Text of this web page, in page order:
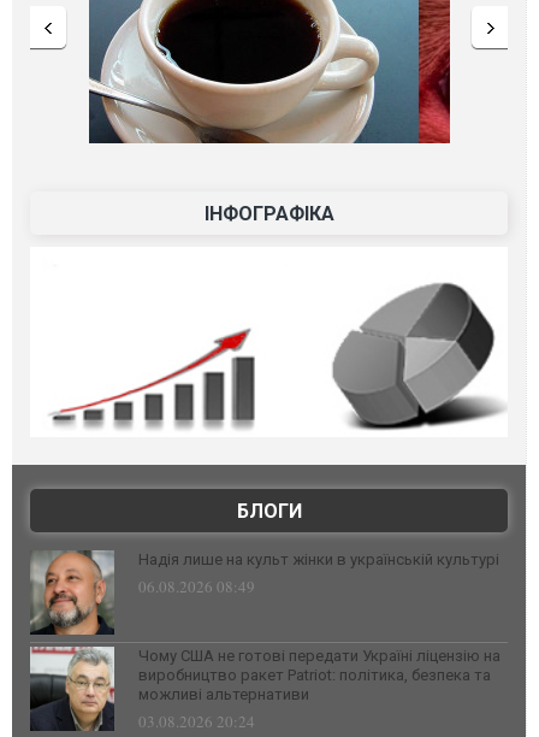
ІНФОГРАФІКА
БЛОГИ
Надія лише на культ жінки в українській культурі
06.08.2026 08:49
Чому США не готові передати Україні ліцензію на
виробництво ракет Patriot: політика, безпека та
можливі альтернативи
03.08.2026 20:24